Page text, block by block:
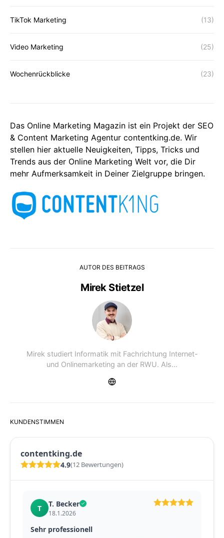
TikTok Marketing (13)
Video Marketing (25)
Wochenrückblicke (23)
Das Online Marketing Magazin ist ein Projekt der SEO
& Content Marketing Agentur contentking.de. Wir
stellen hier aktuelle Neuigkeiten, Tipps, Tricks und
Trends aus der Online Marketing Welt vor, die Dir
mehr Aufmerksamkeit in Deiner Zielgruppe bringen.
AUTOR DES BEITRAGS
Mirek Stietzel
Mirek studiert Informatik mit Fachrichtung Internet-
und Onlinemarketing an der RWU. Als…
KUNDENSTIMMEN
contentking.de
4.9(12 Bewertungen)
T T. Becker
18.1.2026
Sehr professionell